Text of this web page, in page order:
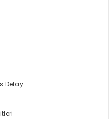
Detay